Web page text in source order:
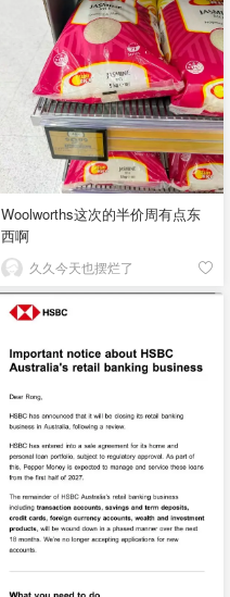
Woolworths这次的半价周有点东
西啊
久久今天也摆烂了